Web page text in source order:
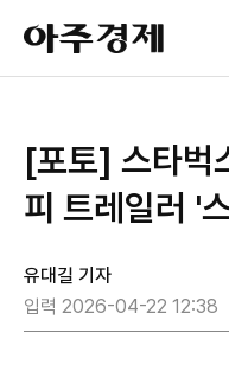
아
주
경
[포토] 스타벅
피 트레일러 '
유대길 기자
입력 2026-04-22 12:38